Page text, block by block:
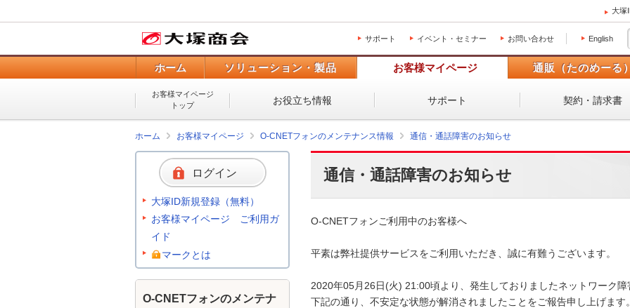
大塚
サポート イベント・セミナー お問い合わせ English
ホーム ソリューション・製品 お客様マイページ 通販（たのめーる）
お客様マイページ
トップ
お役立ち情報 サポート 契約・請求書
ホーム お客様マイページ O-CNETフォンのメンテナンス情報 通信・通話障害のお知らせ
通信・通話障害のお知らせ
O-CNETフォンご利用中のお客様へ
平素は弊社提供サービスをご利用いただき、誠に有難うございます。
2020年05月26日(火) 21:00頃より、発生しておりましたネットワーク障
下記の通り、不安定な状態が解消されましたことをご報告申し上げます。
ログイン
大塚ID新規登録（無料）
お客様マイページ ご利用ガ
イド
マークとは
O-CNETフォンのメンテナ